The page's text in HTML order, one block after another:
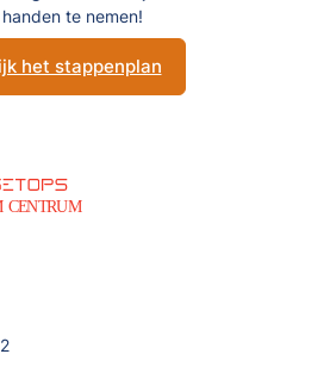
handen te nemen!
het stappenplan